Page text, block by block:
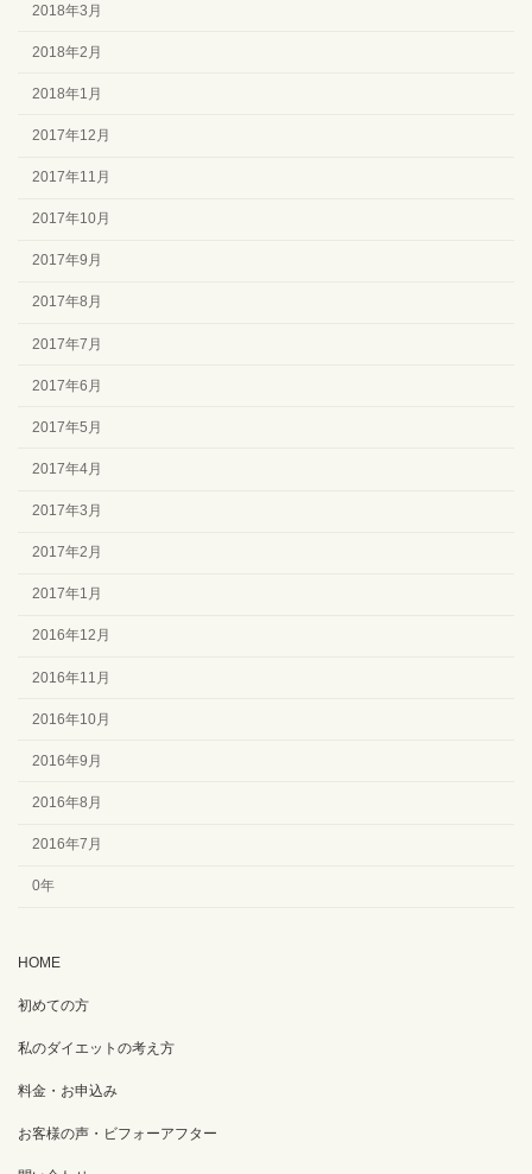
2018年3月
2018年2月
2018年1月
2017年12月
2017年11月
2017年10月
2017年9月
2017年8月
2017年7月
2017年6月
2017年5月
2017年4月
2017年3月
2017年2月
2017年1月
2016年12月
2016年11月
2016年10月
2016年9月
2016年8月
2016年7月
0年
HOME
初めての方
私のダイエットの考え方
料金・お申込み
お客様の声・ビフォーアフター